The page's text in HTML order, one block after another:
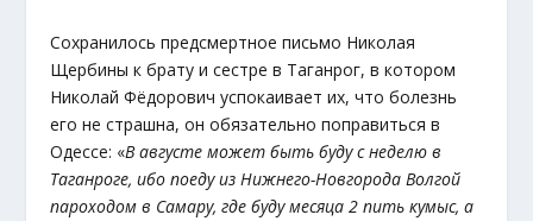
Сохранилось предсмертное письмо Николая
Щербины к брату и сестре в Таганрог, в котором
Николай Фёдорович успокаивает их, что болезнь
его не страшна, он обязательно поправиться в
Одессе: «В августе может быть буду с неделю в
Таганроге, ибо поеду из Нижнего-Новгорода Волгой
пароходом в Самару, где буду месяца 2 пить кумыс, а